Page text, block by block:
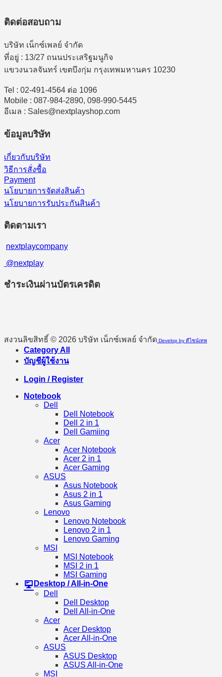
ติดต่อสอบถาม
บริษัท เน็กซ์เพลย์ จำกัด
ที่อยู่ : 13/27 ถนนประเสริฐมนูกิจ
แขวงนวลจันทร์ เขตบึงกุ่ม กรุงเทพมหานคร 10230
Tel : 02-491-4564 ต่อ 1096
Mobile : 087-984-2890, 098-990-5445
อีเมล : Sales@nextplayshop.com
ข้อมูลบริษัท
เกี่ยวกับบริษัท
วิธีการสั่งซื้อ
Payment
นโยบายการจัดส่งสินค้า
นโยบายการรับประกันสินค้า
ติดตามเรา
nextplaycompany
@nextplay
ชำระเงินผ่านบัตรเครดิต
สงวนลิขสิทธิ์ © 2026 บริษัท เน็กซ์เพลย์ จำกัด Develop by ดีไซน์เทพ
Category All
บัญชีผู้ใช้งาน
Login / Register
Notebook
Dell
Dell Notebook
Dell 2 in 1
Dell Gamiing
Acer
Acer Notebook
Acer 2 in 1
Acer Gaming
ASUS
Asus Notebook
Asus 2 in 1
Asus Gaming
Lenovo
Lenovo Notebook
Lenovo 2 in 1
Lenovo Gaming
MSI
MSI Notebook
MSI 2 in 1
MSI Gaming
Desktop / All-in-One
Dell
Dell Desktop
Dell All-in-One
Acer
Acer Desktop
Acer All-in-One
ASUS
ASUS Desktop
ASUS All-in-One
MSI